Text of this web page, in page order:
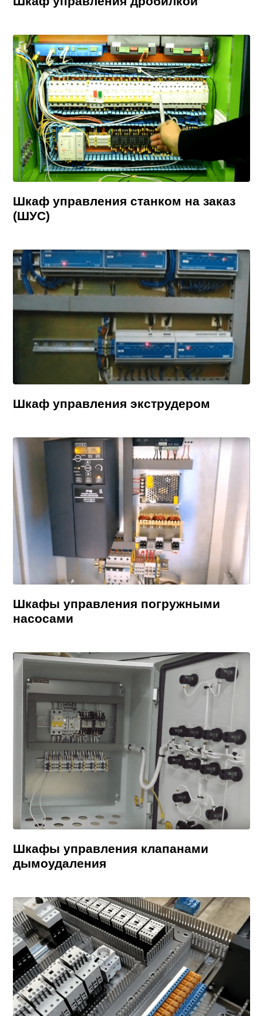
Шкаф управления станком на заказ
(ШУС)
Шкаф управления экструдером
Шкафы управления погружными
насосами
Шкафы управления клапанами
дымоудаления